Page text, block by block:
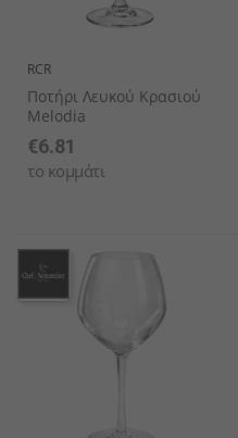
RCR
Ποτήρι Λευκού Κρασιού
Melodia
€6.81
το κομμάτι